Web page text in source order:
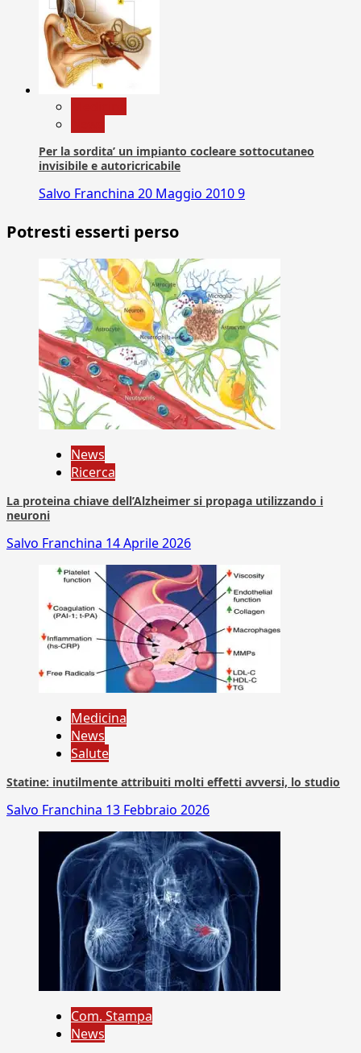
Per la sordita’ un impianto cocleare sottocutaneo
invisibile e autoricricabile
Salvo Franchina 20 Maggio 20109
Potresti esserti perso
News
Ricerca
La proteina chiave dell’Alzheimer si propaga utilizzando i
neuroni
Salvo Franchina 14 Aprile 2026
Medicina
News
Salute
Statine: inutilmente attribuiti molti effetti avversi, lo studio
Salvo Franchina 13 Febbraio 2026
Com. Stampa
News